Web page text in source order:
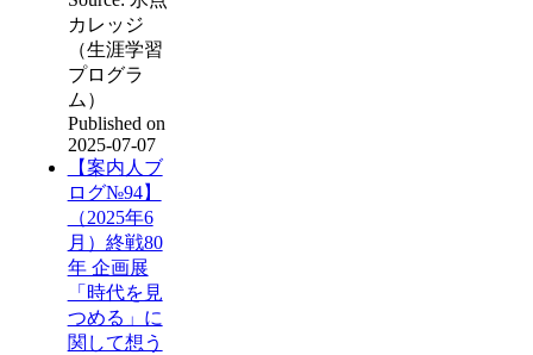
カレッジ
（生涯学習
プログラ
ム）
Published on
2025-07-07
【案内人ブ
ログ№94】
（2025年6
月）終戦80
年 企画展
「時代を見
つめる」に
関して想う